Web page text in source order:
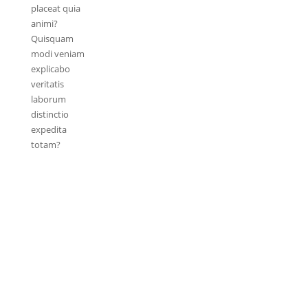
placeat quia
animi?
Quisquam
modi veniam
explicabo
veritatis
laborum
distinctio
expedita
totam?